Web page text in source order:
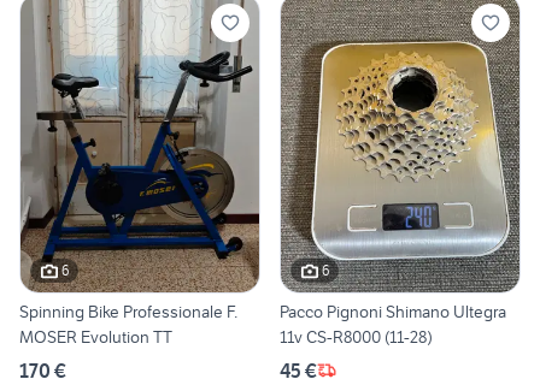
6
Spinning Bike Professionale F.
MOSER Evolution TT
170 €
6
Pacco Pignoni Shimano Ultegra
11v CS-R8000 (11-28)
45 €